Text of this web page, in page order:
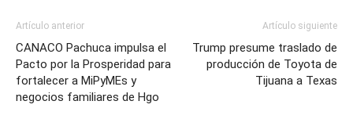
Artículo anterior
CANACO Pachuca impulsa el
Pacto por la Prosperidad para
fortalecer a MiPyMEs y
negocios familiares de Hgo
Artículo siguiente
Trump presume traslado de
producción de Toyota de
Tijuana a Texas